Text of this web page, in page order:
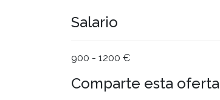
Salario
900 - 1200 €
Comparte esta oferta